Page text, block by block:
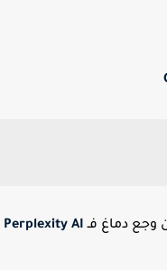
وجع دماغ فـ Perplexity AI